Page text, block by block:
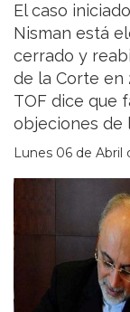
El caso
Nisman está
cerrado y
de la Corte en
TOF dice que
objeciones de
Lunes 06 de Abril